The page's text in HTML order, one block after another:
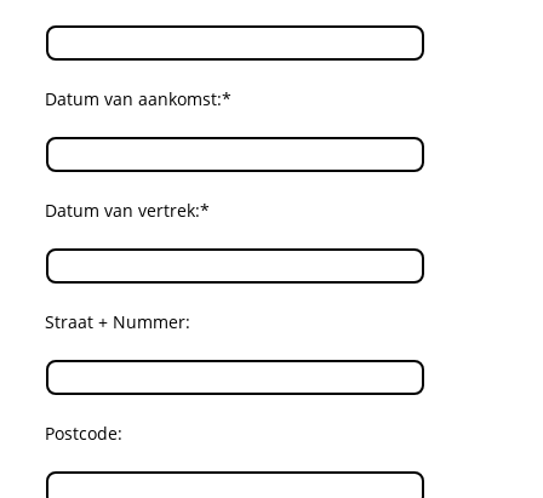
Datum van aankomst:*
Datum van vertrek:*
Straat + Nummer:
Postcode: